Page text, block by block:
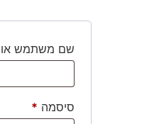
שם משתמש או
סיסמה *